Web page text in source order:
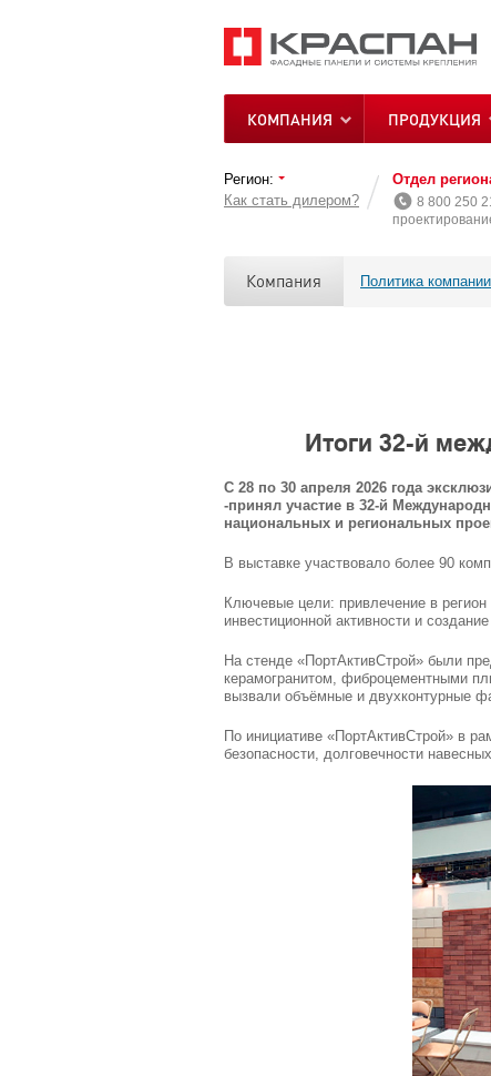
КОМПАНИЯ ПРОДУКЦИЯ
Регион:
Как стать дилером?
Отдел
8 800 250
Компания Политика компании
Итоги 32-й
С 28 по 30 апреля 2026 года
-принял участие в 32-й
национальных и региональных
В выставке участвовало более 90
Ключевые цели: привлечение в
инвестиционной активности и
На стенде «ПортАктивСтрой» были
керамогранитом, фиброцементными
вызвали объёмные и двухконтурные
По инициативе «ПортАктивСтрой» в
безопасности, долговечности